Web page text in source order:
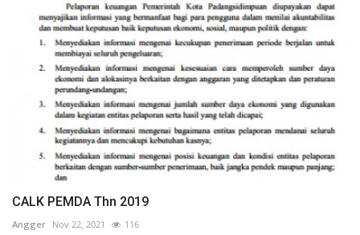
CALK PEMDA Thn 2019
Angger Nov 22, 2021 116